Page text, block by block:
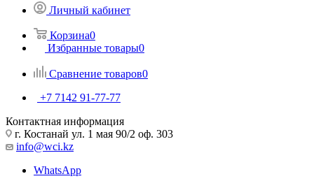
Личный кабинет
Корзина0
Избранные товары0
Сравнение товаров0
+7 7142 91-77-77
Контактная информация
г. Костанай ул. 1 мая 90/2 оф. 303
info@wci.kz
WhatsApp